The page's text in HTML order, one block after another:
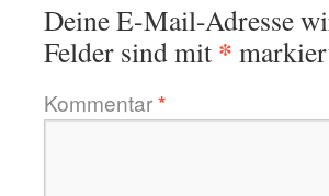
Deine E-Mail-Adresse
Felder sind mit *
Kommentar*